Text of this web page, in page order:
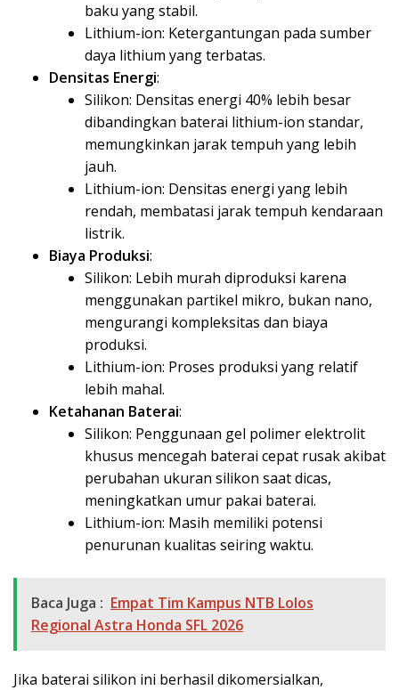
baku yang stabil.
Lithium-ion: Ketergantungan pada sumber
daya lithium yang terbatas.
Densitas Energi:
Silikon: Densitas energi 40% lebih besar
dibandingkan baterai lithium-ion standar,
memungkinkan jarak tempuh yang lebih
jauh.
Lithium-ion: Densitas energi yang lebih
rendah, membatasi jarak tempuh kendaraan
listrik.
Biaya Produksi:
Silikon: Lebih murah diproduksi karena
menggunakan partikel mikro, bukan nano,
mengurangi kompleksitas dan biaya
produksi.
Lithium-ion: Proses produksi yang relatif
lebih mahal.
Ketahanan Baterai:
Silikon: Penggunaan gel polimer elektrolit
khusus mencegah baterai cepat rusak akibat
perubahan ukuran silikon saat dicas,
meningkatkan umur pakai baterai.
Lithium-ion: Masih memiliki potensi
penurunan kualitas seiring waktu.
Baca Juga : Empat Tim Kampus NTB Lolos
Regional Astra Honda SFL 2026
Jika baterai silikon ini berhasil dikomersialkan,